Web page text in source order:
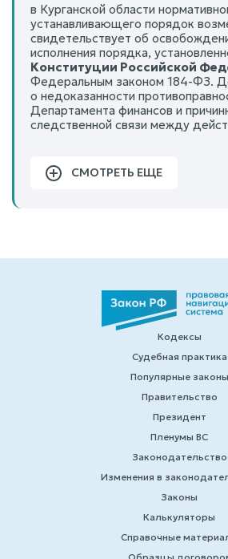
в Курганской области
устанавливающего порядок
свидетельствует об
исполнения порядка,
Конституции Российской
Федеральным законом 184-ФЗ.
о недоказанности
Департамента финансов и
следственной связи между
СМОТРЕТЬ ЕЩЕ
Кодексы
Судебная практика
Популярные законы
Правительство
Президент
Пленумы ВС
Законодательство
Изменения в
Законы
Калькуляторы
Справочные